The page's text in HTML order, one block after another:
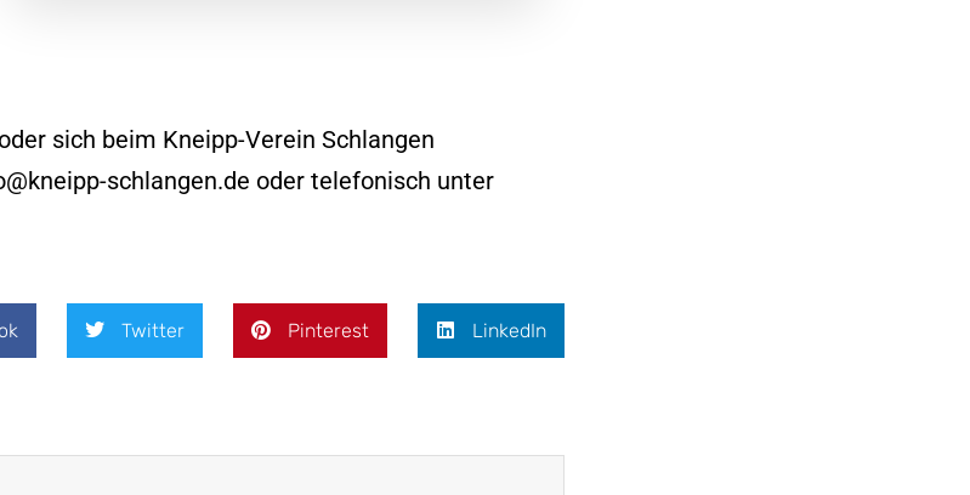
sich beim Kneipp-Verein Schlangen
schlangen.de oder telefonisch unter
Twitter Pinterest LinkedIn